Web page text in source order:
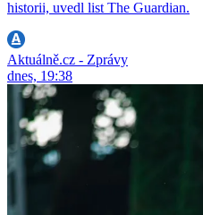
historii, uvedl list The Guardian.
Aktuálně.cz - Zprávy
dnes, 19:38